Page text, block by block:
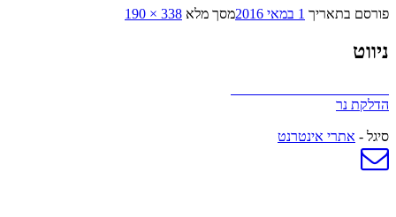
פורסם בתאריך 1 במאי 2016 מסך מלא 338 × 190
ניווט
הדלקת נר
סיגל - אתרי אינטרנט